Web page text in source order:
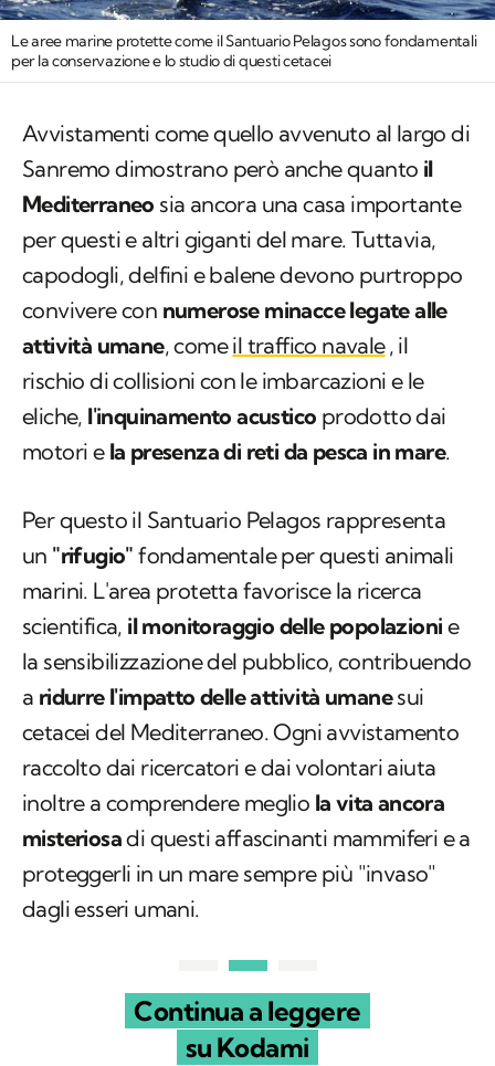
Le aree marine protette come il Santuario Pelagos sono fondamentali
per la conservazione e lo studio di questi cetacei
Avvistamenti come quello avvenuto al largo di
Sanremo dimostrano però anche quanto il
Mediterraneo sia ancora una casa importante
per questi e altri giganti del mare. Tuttavia,
capodogli, delfini e balene devono purtroppo
convivere con numerose minacce legate alle
attività umane, comeil traffico navale, il
rischio di collisioni con le imbarcazioni e le
eliche, l'inquinamento acustico prodotto dai
motori e la presenza di reti da pesca in mare.
Per questo il Santuario Pelagos rappresenta
un "rifugio" fondamentale per questi animali
marini. L'area protetta favorisce la ricerca
scientifica, il monitoraggio delle popolazioni e
la sensibilizzazione del pubblico, contribuendo
a ridurre l'impatto delle attività umanesui
cetacei del Mediterraneo. Ogni avvistamento
raccolto dai ricercatori e dai volontari aiuta
inoltre a comprendere meglio la vita ancora
misteriosadi questi affascinanti mammiferi e a
proteggerli in un mare sempre più "invaso"
dagli esseri umani.
Continua a leggere
su Kodami